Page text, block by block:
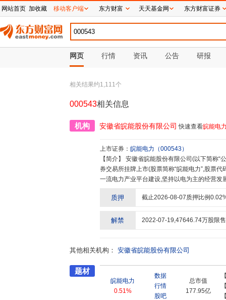
网页 行情 资讯 公告 研报
相关结果约1,111个
000543相关信息
机构 安徽省皖能股份有限公司 快速查看皖能电
上市证券： 皖能电力 （000543）
【简介】
券交易所挂牌上市(股票简称“皖能电力”,股票
一流电力产业平台建设,坚持以电为主的经营
业结构调整和“双碳”行动中打主力、当先锋
项目落地为公司转型和高质量发展筑牢了坚实
心能源研究院合作成立的安徽省能源协同创新
现能源监管功能。未来,公司将进一步提升主
源产业结构调整的主力军,力争打造一流电力
质押 截止2026-08-07质押比例0.02
解禁 2022-07-19,47646.74万股限
其他相关机构： 安徽省皖能股份有限公司
题材
皖能电力
0.51%
数据
行情
股吧
总市值
177.95亿
网站首页 加收藏 移动客户端 东方财富 天天基金网 东方财富证券